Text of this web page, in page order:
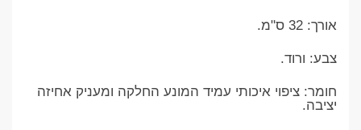
​אורך: 32 ס"מ.
​צבע: ורוד.
​חומר: ציפוי איכותי עמיד המונע החלקה ומעניק אחיזה
יציבה.